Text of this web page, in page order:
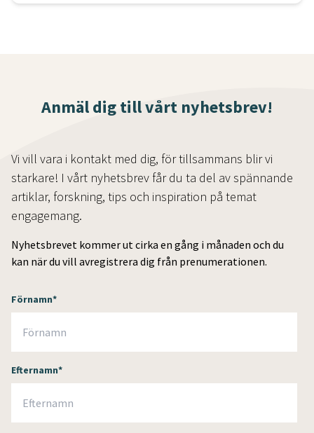
Anmäl dig till vårt nyhetsbrev!
Vi vill vara i kontakt med dig, för tillsammans blir vi
starkare! I vårt nyhetsbrev får du ta del av spännande
artiklar, forskning, tips och inspiration på temat
engagemang.
Nyhetsbrevet kommer ut cirka en gång i månaden och du
kan när du vill avregistrera dig från prenumerationen.
Förnamn*
Efternamn*